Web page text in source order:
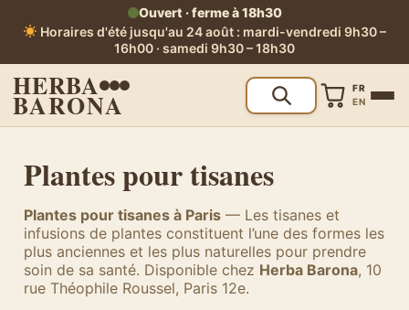
Ouvert · ferme à 18h30
Horaires d'été jusqu'au 24 août : mardi-vendredi 9h30 –
16h00 · samedi 9h30 – 18h30
HERBA
BARONA
FR
EN
Plantes pour tisanes
Plantes pour tisanes à Paris — Les tisanes et
infusions de plantes constituent l’une des formes les
plus anciennes et les plus naturelles pour prendre
soin de sa santé. Disponible chez Herba Barona, 10
rue Théophile Roussel, Paris 12e.